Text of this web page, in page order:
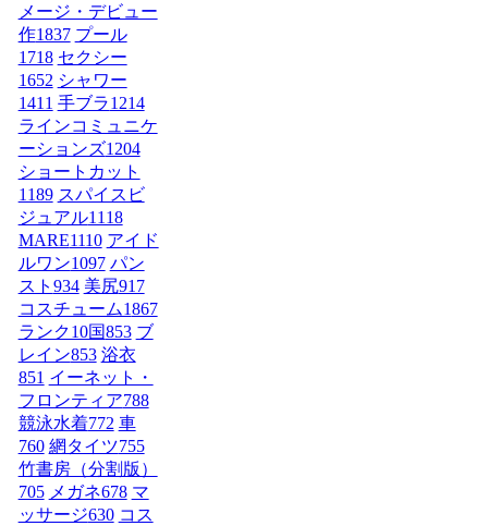
メージ・デビュー
作1837 プール
1718 セクシー
1652 シャワー
1411 手ブラ1214
ラインコミュニケ
ーションズ1204
ショートカット
1189 スパイスビ
ジュアル1118
MARE1110 アイド
ルワン1097 パン
スト 934 美尻917
コスチューム1867
ランク10国853 ブ
レイン853 浴衣
851 イーネット・
フロンティア788
競泳水着772 車
760 網タイツ755
竹書房（分割版）
705 メガネ678 マ
ッサージ630 コス